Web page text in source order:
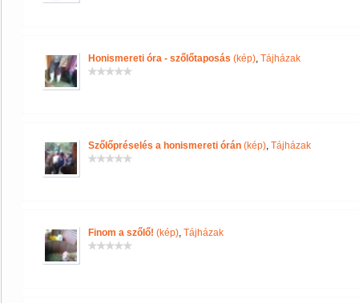
Honismereti óra - szőlőtaposás (kép), Tájházak
Szőlőpréselés a honismereti órán (kép), Tájházak
Finom a szőlő! (kép), Tájházak